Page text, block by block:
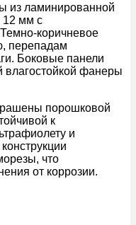
из ламинированной
12 мм с
коричневое
перепадам
Боковые панели
влагостойкой фанеры
порошковой
к
и
что
от коррозии.